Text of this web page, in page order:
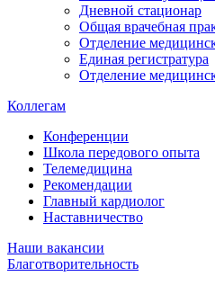
Дневной стационар
Общая врачебная
Отделение
Единая регистратура
Отделение
Коллегам
Конференции
Школа передового опыта
Телемедицина
Рекомендации
Главный кардиолог
Наставничество
Наши вакансии
Благотворительность